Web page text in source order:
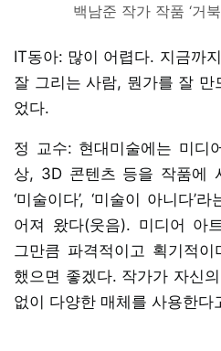
백남준 작가 작품 ‘거
IT동아: 많이 어렵다. 지금까
잘 그리는 사람, 뭔가를 잘 만
었다.
정 교수: 현대미술에는 미디
상, 3D 콘텐츠 등을 작품에
‘미술이다’, ‘미술이 아니다’
어져 왔다(웃음). 미디어 아
그만큼 파격적이고 획기적
했으면 좋겠다. 작가가 자신
없이 다양한 매체를 사용한다